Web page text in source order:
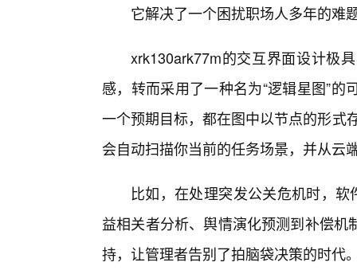
它解决了一个困扰职场人多年的难
xrk130ark77m的交互界面设计极
感，转而采用了一种名为“逻辑星图”
一个预期目标，都在图中以节点的形式
会自动扫描你当前的任务场景，并从云
比如，在处理突发公关危机时，
益相关者分析、舆情演化预测到补偿
持，让管理者告别了拍脑袋决策的时代